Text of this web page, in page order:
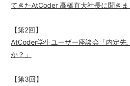
てきたAtCoder 高橋直大社長に聞きま
【第2回】
AtCoder学生ユーザー座談会「内定先
か？」
【第3回】